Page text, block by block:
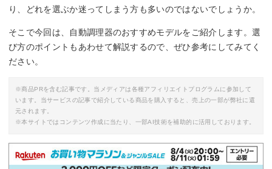
り、どれを選ぶか迷ってしまう方も多いのではないでしょうか。
そこで今回は、自動調理器のおすすめモデルをご紹介します。選
び方のポイントもあわせて解説するので、ぜひ参考にしてみてく
ださい。
※商品PRを含む記事です。当メディアは各種アフィリエイトプログラムに参加して
います。当サービスの記事で紹介している商品を購入すると、売上の一部が弊社に還
元されます。
※本サイトではコンテンツ作成に当たり、一部AI技術を補助的に活用しております。